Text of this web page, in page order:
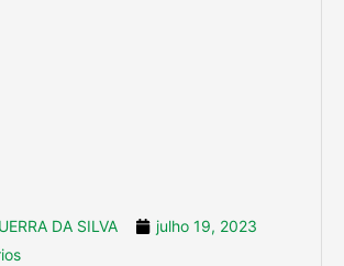
DA SILVA
julho 19, 2023